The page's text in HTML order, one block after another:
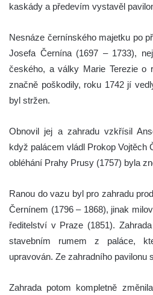
kaskády a předevím vystavěl
Nesnáze černínského majetku po
Josefa Černína (1697 – 1733),
českého, a války Marie Terezie o
značně poškodily, roku 1742 jí
byl stržen.
Obnovil jej a zahradu vzkřísil
když palácem vládl Prokop Vojtěch
obléhání Prahy Prusy (1757) byla
Ranou do vazu byl pro zahradu
Černínem (1796 – 1868), jinak
ředitelství v Praze (1851).
stavebním rumem z paláce,
upravován. Ze zahradního pavilonu
Zahrada potom kompletně